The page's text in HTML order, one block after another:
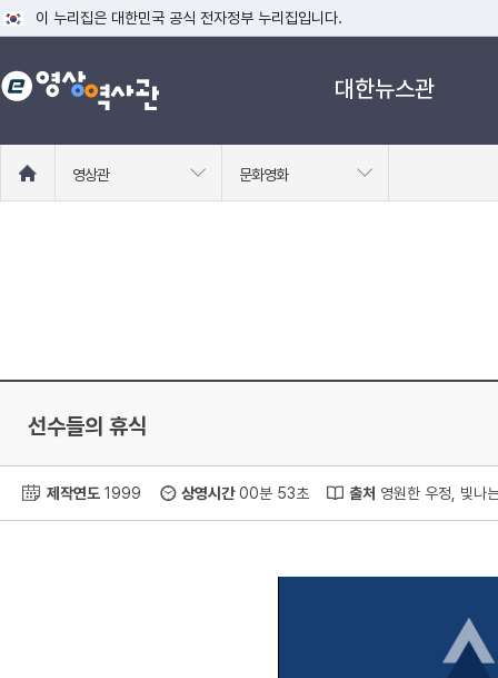
이 누리집은 대한민국 공식 전자정부 누리집입니다.
공식 누리집 주소 확인하기
go.kr 주소를 사용하는 누리집은 대한민국 정부기관이 관리하는 누리집입니
대한뉴스관
로
영상관 문화영화
선수들의 휴식
제작연도 1999 상영시간00분 53초 출처 영원한 우정, 빛나